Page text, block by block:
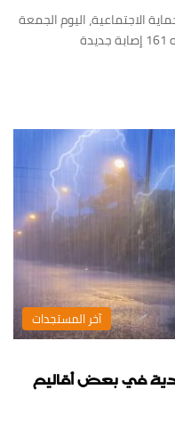
الاجتماعية، اليوم الجمعة
في نشرتها الأسبوعية، تسجيل ما مجموعه 161 إصابة جديدة
‏آخر المستجدات
في بعض أقاليم